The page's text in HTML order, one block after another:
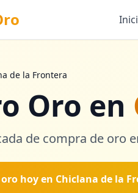
de la Frontera
Oro en
de compra de oro
hoy en Chiclana de la